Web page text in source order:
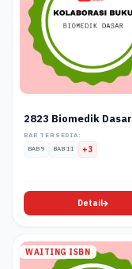
2823 Biomedik Dasar
BAB TERSEDIA:
BAB 9
BAB 11 +3
Detail
WAITING ISBN